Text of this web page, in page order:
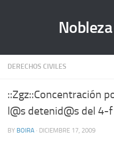
DERECHOS CIVILES
::Zgz::Concentración
l@s detenid@s del 4-f
BY BOIRA · DICIEMBRE 17, 2009